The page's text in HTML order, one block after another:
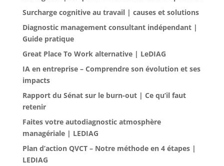
Surcharge cognitive au travail | causes et solutions
Diagnostic management consultant indépendant |
Guide pratique
Great Place To Work alternative | LeDIAG
IA en entreprise – Comprendre son évolution et ses
impacts
Rapport du Sénat sur le burn-out | Ce qu’il faut
retenir
Faites votre autodiagnostic atmosphère
managériale | LEDIAG
Plan d’action QVCT – Notre méthode en 4 étapes |
LEDIAG